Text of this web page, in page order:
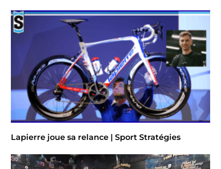
Lapierre joue sa relance | Sport Stratégies